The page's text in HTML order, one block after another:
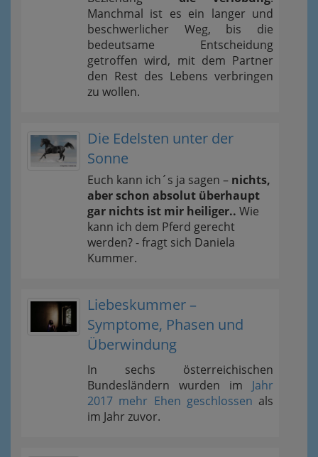
Manchmal ist es ein langer und
beschwerlicher Weg, bis die
bedeutsame Entscheidung
getroffen wird, mit dem Partner
den Rest des Lebens verbringen
zu wollen.
Die Edelsten unter der
Sonne
Euch kann ich´s ja sagen – nichts,
aber schon absolut überhaupt
gar nichts ist mir heiliger.. Wie
kann ich dem Pferd gerecht
werden? - fragt sich Daniela
Kummer.
Liebeskummer –
Symptome, Phasen und
Überwindung
In sechs österreichischen
Bundesländern wurden im Jahr
2017 mehr Ehen geschlossen als
im Jahr zuvor.